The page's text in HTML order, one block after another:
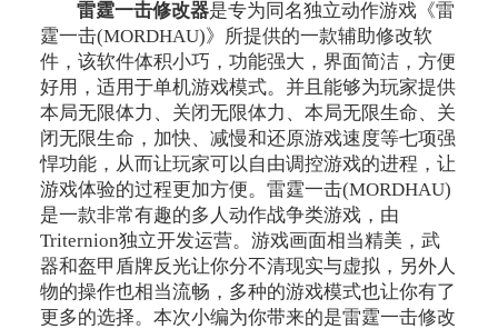
雷霆一击修改器是专为同名独立动作游戏《雷
霆一击(MORDHAU)》所提供的一款辅助修改软
件，该软件体积小巧，功能强大，界面简洁，方便
好用，适用于单机游戏模式。并且能够为玩家提供
本局无限体力、关闭无限体力、本局无限生命、关
闭无限生命，加快、减慢和还原游戏速度等七项强
悍功能，从而让玩家可以自由调控游戏的进程，让
游戏体验的过程更加方便。雷霆一击(MORDHAU)
是一款非常有趣的多人动作战争类游戏，由
Triternion独立开发运营。游戏画面相当精美，武
器和盔甲盾牌反光让你分不清现实与虚拟，另外人
物的操作也相当流畅，多种的游戏模式也让你有了
更多的选择。本次小编为你带来的是雷霆一击修改